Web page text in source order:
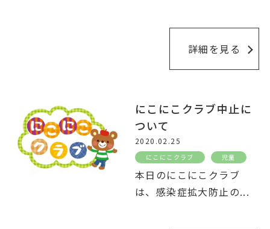
詳細を見る
にこにこクラブ中止に
ついて
2020.02.25
にこにこクラブ 児童
本日のにこにこクラブ
は、感染症拡大防止の...